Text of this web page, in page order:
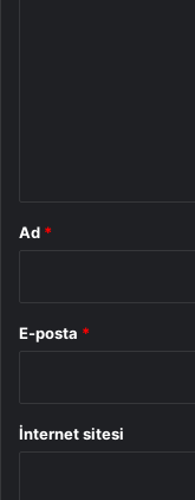
Ad *
E-posta *
İnternet sitesi